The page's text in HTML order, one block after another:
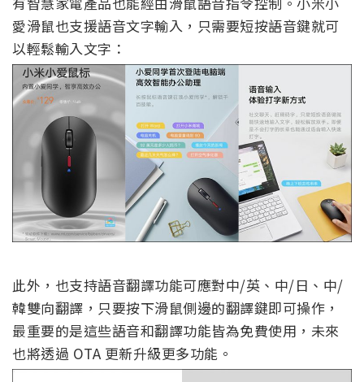
愛滑鼠也支援語音文字輸入，只需要短按語音鍵就可
以輕鬆輸入文字：
此外，也支持語音翻譯功能可應對中/英、中/日、中/
韓雙向翻譯，只要按下滑鼠側邊的翻譯鍵即可操作，
最重要的是這些語音和翻譯功能皆為免費使用，未來
也將透過 OTA 更新升級更多功能。